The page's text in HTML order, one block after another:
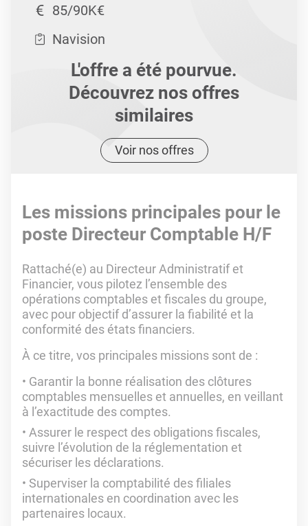
85/90K€
Navision
L'offre a été pourvue.
Découvrez nos offres
similaires
Voir nos offres
Les missions principales pour le
poste Directeur Comptable H/F
Rattaché(e) au Directeur Administratif et
Financier, vous pilotez l’ensemble des
opérations comptables et fiscales du groupe,
avec pour objectif d’assurer la fiabilité et la
conformité des états financiers.
À ce titre, vos principales missions sont de :
Garantir la bonne réalisation des clôtures
comptables mensuelles et annuelles, en veillant
à l’exactitude des comptes.
Assurer le respect des obligations fiscales,
suivre l’évolution de la réglementation et
sécuriser les déclarations.
Superviser la comptabilité des filiales
internationales en coordination avec les
partenaires locaux.